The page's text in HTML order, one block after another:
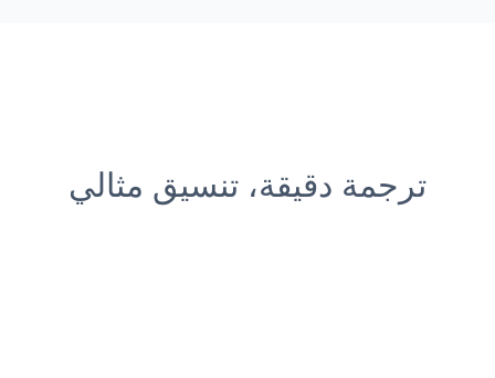
ترجمة دقيقة، تنسيق مثالي